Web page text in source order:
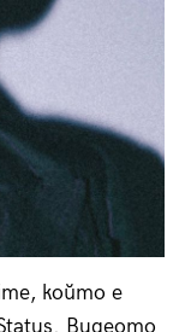
който е
Видеото